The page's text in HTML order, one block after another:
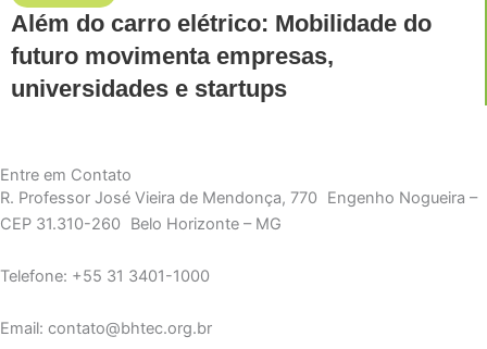
Além do carro elétrico: Mobilidade do
futuro movimenta empresas,
universidades e startups
Entre em Contato
R. Professor José Vieira de Mendonça, 770 Engenho Nogueira –
CEP 31.310-260 Belo Horizonte – MG
Telefone: +55 31 3401-1000
Email: contato@bhtec.org.br